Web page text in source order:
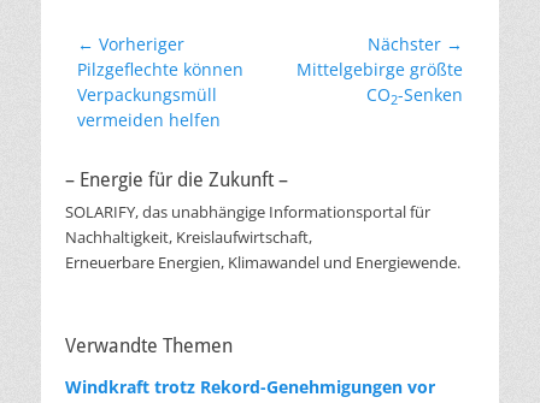
Beitragsnavigation
← Vorheriger
Vorheriger
Beitrag:
Pilzgeflechte können
Verpackungsmüll
vermeiden helfen
Nächster →
Nächster
Mittelgebirge größte
CO2-Senken
– Energie für die Zukunft –
SOLARIFY, das unabhängige Informationsportal für
Nachhaltigkeit, Kreislaufwirtschaft,
Erneuerbare Energien, Klimawandel und Energiewende.
Verwandte Themen
Windkraft trotz Rekord-Genehmigungen vor